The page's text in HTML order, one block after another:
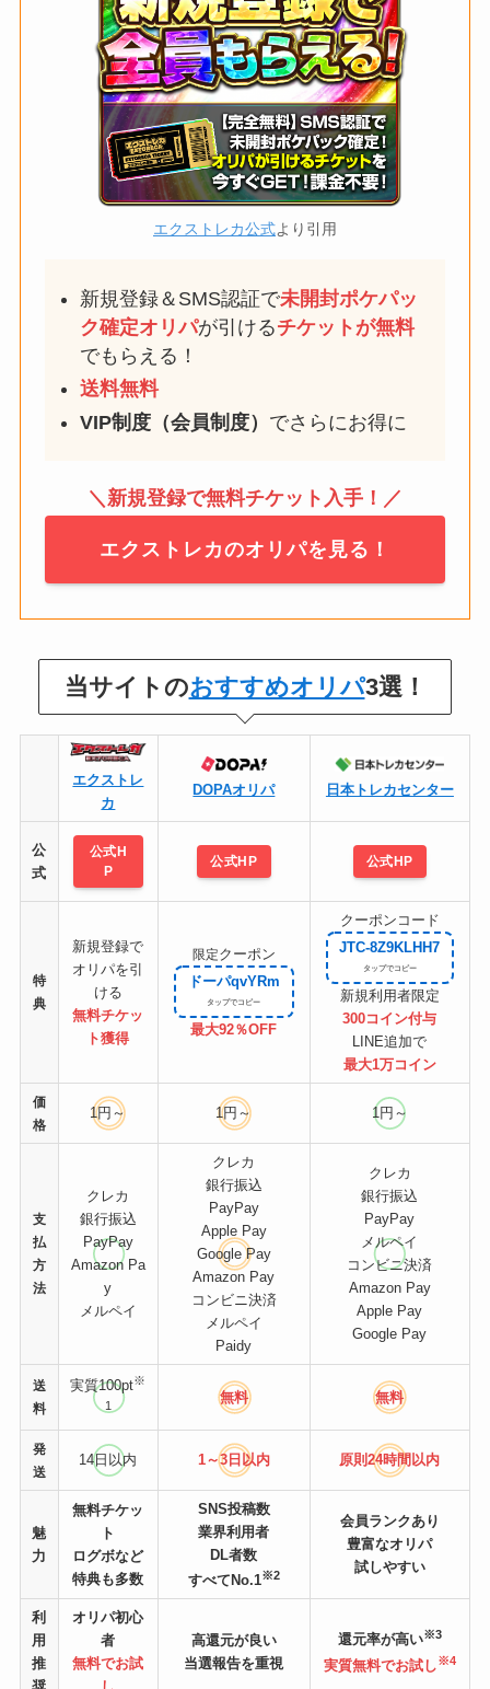
エクストレカ公式より引用
新規登録＆SMS認証で未開封ポケパッ
ク確定オリパが引けるチケットが無料
でもらえる！
送料無料
VIP制度（会員制度） でさらにお得に
＼新規登録で無料チケット入手！／
エクストレカのオリパを見る！
当サイトのおすすめオリパ3選！
エクストレ
カ
DOPAオリパ 日本トレカセンター
公
式
公式H
P
公式HP 公式HP
特
典
新規登録で
オリパを引
ける
無料チケッ
ト獲得
限定クーポン
ドーパqvYRm
最大92％OFF
クーポンコード
JTC-8Z9KLHH7
新規利用者限定
300コイン付与
LINE追加で
最大1万コイン
価
格
1円～ 1円～ 1円～
支
払
方
法
クレカ
銀行振込
PayPay
Amazon Pa
y
メルペイ
クレカ
銀行振込
PayPay
Apple Pay
Google Pay
Amazon Pay
コンビニ決済
メルペイ
Paidy
クレカ
銀行振込
PayPay
メルペイ
コンビニ決済
Amazon Pay
Apple Pay
Google Pay
送
料
実質100pt※
1
無料 無料
発
送
14日以内 1～3日以内 原則24時間以内
魅
力
無料チケッ
ト
ログボなど
特典も多数
SNS投稿数
業界利用者
DL者数
すべてNo.1※2
会員ランクあり
豊富なオリパ
試しやすい
利
用
推
オリパ初心
者
無料でお試
高還元が良い
当選報告を重視
還元率が高い※3
実質無料でお試し※4